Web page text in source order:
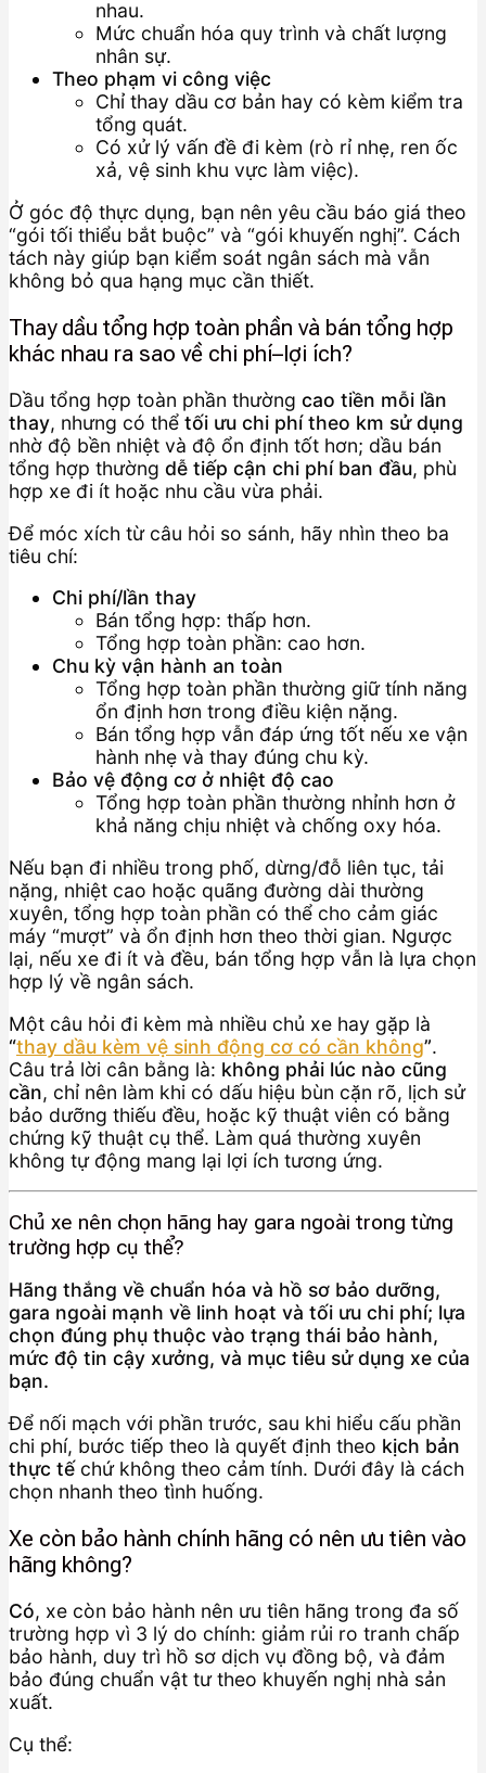
nhau.
Mức chuẩn hóa quy trình và chất lượng
nhân sự.
Theo phạm vi công việc
Chỉ thay dầu cơ bản hay có kèm kiểm tra
tổng quát.
Có xử lý vấn đề đi kèm (rò rỉ nhẹ, ren ốc
xả, vệ sinh khu vực làm việc).
Ở góc độ thực dụng, bạn nên yêu cầu báo giá theo
“gói tối thiểu bắt buộc” và “gói khuyến nghị”. Cách
tách này giúp bạn kiểm soát ngân sách mà vẫn
không bỏ qua hạng mục cần thiết.
Thay dầu tổng hợp toàn phần và bán tổng hợp
khác nhau ra sao về chi phí–lợi ích?
Dầu tổng hợp toàn phần thường cao tiền mỗi lần
thay, nhưng có thể tối ưu chi phí theo km sử dụng
nhờ độ bền nhiệt và độ ổn định tốt hơn; dầu bán
tổng hợp thường dễ tiếp cận chi phí ban đầu, phù
hợp xe đi ít hoặc nhu cầu vừa phải.
Để móc xích từ câu hỏi so sánh, hãy nhìn theo ba
tiêu chí:
Chi phí/lần thay
Bán tổng hợp: thấp hơn.
Tổng hợp toàn phần: cao hơn.
Chu kỳ vận hành an toàn
Tổng hợp toàn phần thường giữ tính năng
ổn định hơn trong điều kiện nặng.
Bán tổng hợp vẫn đáp ứng tốt nếu xe vận
hành nhẹ và thay đúng chu kỳ.
Bảo vệ động cơ ở nhiệt độ cao
Tổng hợp toàn phần thường nhỉnh hơn ở
khả năng chịu nhiệt và chống oxy hóa.
Nếu bạn đi nhiều trong phố, dừng/đỗ liên tục, tải
nặng, nhiệt cao hoặc quãng đường dài thường
xuyên, tổng hợp toàn phần có thể cho cảm giác
máy “mượt” và ổn định hơn theo thời gian. Ngược
lại, nếu xe đi ít và đều, bán tổng hợp vẫn là lựa chọn
hợp lý về ngân sách.
Một câu hỏi đi kèm mà nhiều chủ xe hay gặp là
“thay dầu kèm vệ sinh động cơ có cần không”.
Câu trả lời cân bằng là: không phải lúc nào cũng
cần, chỉ nên làm khi có dấu hiệu bùn cặn rõ, lịch sử
bảo dưỡng thiếu đều, hoặc kỹ thuật viên có bằng
chứng kỹ thuật cụ thể. Làm quá thường xuyên
không tự động mang lại lợi ích tương ứng.
Chủ xe nên chọn hãng hay gara ngoài trong từng
trường hợp cụ thể?
Hãng thắng về chuẩn hóa và hồ sơ bảo dưỡng,
gara ngoài mạnh về linh hoạt và tối ưu chi phí; lựa
chọn đúng phụ thuộc vào trạng thái bảo hành,
mức độ tin cậy xưởng, và mục tiêu sử dụng xe của
bạn.
Để nối mạch với phần trước, sau khi hiểu cấu phần
chi phí, bước tiếp theo là quyết định theo kịch bản
thực tếchứ không theo cảm tính. Dưới đây là cách
chọn nhanh theo tình huống.
Xe còn bảo hành chính hãng có nên ưu tiên vào
hãng không?
Có, xe còn bảo hành nên ưu tiên hãng trong đa số
trường hợp vì 3 lý do chính: giảm rủi ro tranh chấp
bảo hành, duy trì hồ sơ dịch vụ đồng bộ, và đảm
bảo đúng chuẩn vật tư theo khuyến nghị nhà sản
xuất.
Cụ thể: